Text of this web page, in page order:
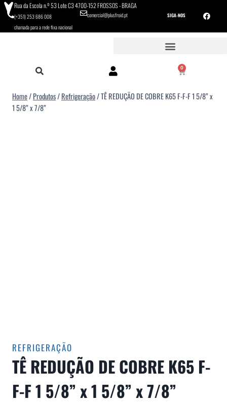
Rua da Escola n.º 53 Lote C3 4700-152 FROSSOS - BRAGA
(+351) 253 686 008
chamada para a rede fixa nacional
comercial@plusfroid.pt SIGA-NOS
0
Home/Produtos/Refrigeração/TÊ REDUÇÃO DE COBRE K65 F-F-F 1 5/8” x
1 5/8” x 7/8”
REFRIGERAÇÃO
TÊ REDUÇÃO DE COBRE K65 F-
F-F 1 5/8” x 1 5/8” x 7/8”